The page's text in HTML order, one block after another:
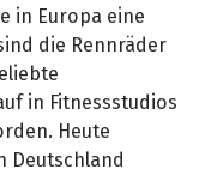
in Europa eine
die Rennräder
in Fitnessstudios
Heute
Deutschland